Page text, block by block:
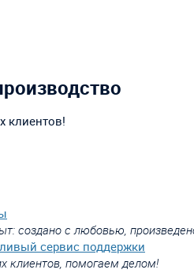
клиентов!
создано с любовью,
сервис поддержки
клиентов, помогаем делом!